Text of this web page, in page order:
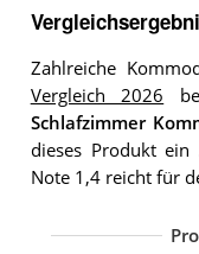
Zahlreiche
Vergleich 2026
Schlafzimmer
dieses Produkt ein
Note 1,4 reicht für